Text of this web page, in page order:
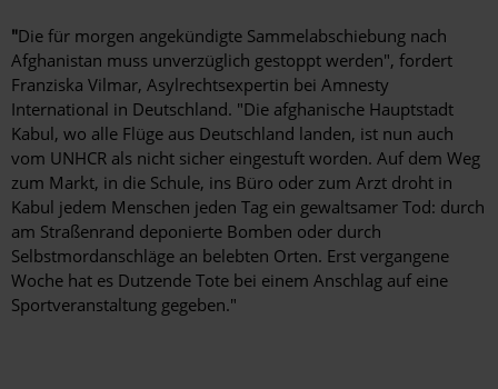
"Die für morgen angekündigte Sammelabschiebung nach
Afghanistan muss unverzüglich gestoppt werden", fordert
Franziska Vilmar, Asylrechtsexpertin bei Amnesty
International in Deutschland. "Die afghanische Hauptstadt
Kabul, wo alle Flüge aus Deutschland landen, ist nun auch
vom UNHCR als nicht sicher eingestuft worden. Auf dem Weg
zum Markt, in die Schule, ins Büro oder zum Arzt droht in
Kabul jedem Menschen jeden Tag ein gewaltsamer Tod: durch
am Straßenrand deponierte Bomben oder durch
Selbstmordanschläge an belebten Orten. Erst vergangene
Woche hat es Dutzende Tote bei einem Anschlag auf eine
Sportveranstaltung gegeben."